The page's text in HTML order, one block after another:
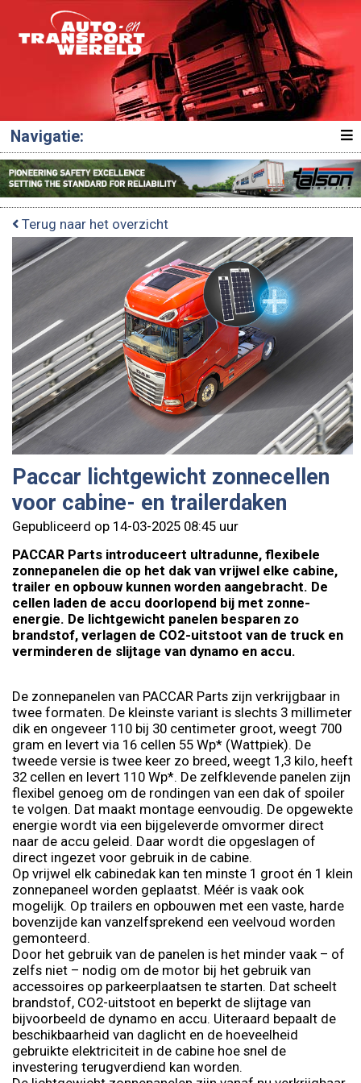
Navigatie:
Terug naar het overzicht
Paccar lichtgewicht zonnecellen
voor cabine- en trailerdaken
Gepubliceerd op 14-03-2025 08:45 uur
PACCAR Parts introduceert ultradunne, flexibele
zonnepanelen die op het dak van vrijwel elke cabine,
trailer en opbouw kunnen worden aangebracht. De
cellen laden de accu doorlopend bij met zonne-
energie. De lichtgewicht panelen besparen zo
brandstof, verlagen de CO2-uitstoot van de truck en
verminderen de slijtage van dynamo en accu.
De zonnepanelen van PACCAR Parts zijn verkrijgbaar in
twee formaten. De kleinste variant is slechts 3 millimeter
dik en ongeveer 110 bij 30 centimeter groot, weegt 700
gram en levert via 16 cellen 55 Wp* (Wattpiek). De
tweede versie is twee keer zo breed, weegt 1,3 kilo, heeft
32 cellen en levert 110 Wp*. De zelfklevende panelen zijn
flexibel genoeg om de rondingen van een dak of spoiler
te volgen. Dat maakt montage eenvoudig. De opgewekte
energie wordt via een bijgeleverde omvormer direct
naar de accu geleid. Daar wordt die opgeslagen of
direct ingezet voor gebruik in de cabine.
Op vrijwel elk cabinedak kan ten minste 1 groot én 1 klein
zonnepaneel worden geplaatst. Méér is vaak ook
mogelijk. Op trailers en opbouwen met een vaste, harde
bovenzijde kan vanzelfsprekend een veelvoud worden
gemonteerd.
Door het gebruik van de panelen is het minder vaak – of
zelfs niet – nodig om de motor bij het gebruik van
accessoires op parkeerplaatsen te starten. Dat scheelt
brandstof, CO2-uitstoot en beperkt de slijtage van
bijvoorbeeld de dynamo en accu. Uiteraard bepaalt de
beschikbaarheid van daglicht en de hoeveelheid
gebruikte elektriciteit in de cabine hoe snel de
investering terugverdiend kan worden.